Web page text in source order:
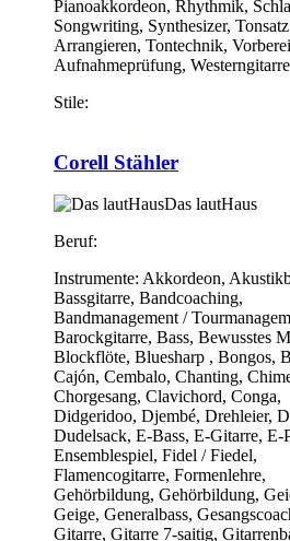
Pianoakkordeon, Rhythmik,
Songwriting, Synthesizer,
Arrangieren, Tontechnik,
Aufnahmeprüfung, Westerngitarre
Stile:
Corell Stähler
Das lautHaus
Beruf:
Instrumente: Akkordeon,
Bassgitarre, Bandcoaching,
Bandmanagement /
Barockgitarre, Bass, Bewusstes
Blockflöte, Bluesharp , Bongos,
Cajón, Cembalo, Chanting,
Chorgesang, Clavichord, Conga,
Didgeridoo, Djembé, Drehleier,
Dudelsack, E-Bass, E-Gitarre, E-
Ensemblespiel, Fidel / Fiedel,
Flamencogitarre, Formenlehre,
Gehörbildung, Gehörbildung,
Geige, Generalbass,
Gitarre, Gitarre 7-saitig,